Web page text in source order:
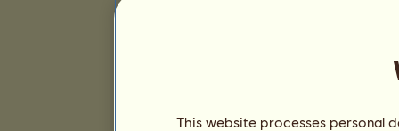
This website processes personal